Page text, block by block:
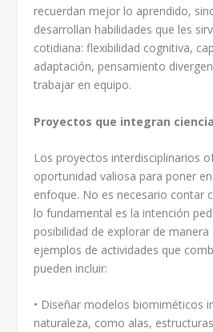
recuerdan mejor lo aprendido,
desarrollan habilidades que les
cotidiana: flexibilidad cognitiva,
adaptación, pensamiento
trabajar en equipo.
Proyectos que integran
Los proyectos interdisciplinarios
oportunidad valiosa para poner
enfoque. No es necesario contar
lo fundamental es la intención
posibilidad de explorar de manera
ejemplos de actividades que
pueden incluir:
• Diseñar modelos biomiméticos
naturaleza, como alas,